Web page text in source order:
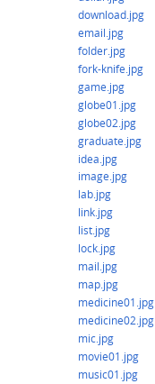
download.jpg
email.jpg
folder.jpg
fork-knife.jpg
game.jpg
globe01.jpg
globe02.jpg
graduate.jpg
idea.jpg
image.jpg
lab.jpg
link.jpg
list.jpg
lock.jpg
mail.jpg
map.jpg
medicine01.jpg
medicine02.jpg
mic.jpg
movie01.jpg
music01.jpg